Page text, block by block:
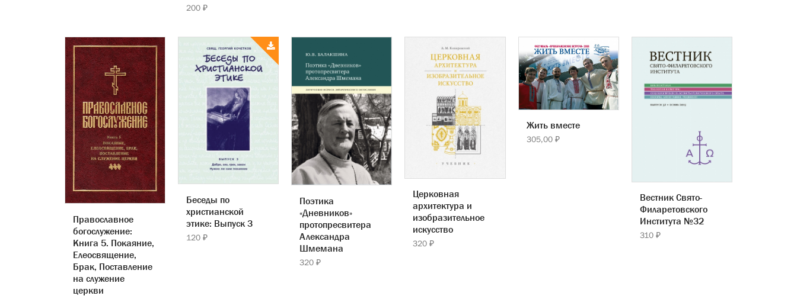
200 ₽
Православное
богослужение:
Книга 5. Покаяние,
Елеосвящение,
Брак, Поставление
на служение
церкви
Беседы по
христианской
этике: Выпуск 3
120 ₽
Поэтика
«Дневников»
протопресвитера
Александра
Шмемана
320 ₽
Церковная
архитектура и
изобразительное
искусство
320 ₽
Жить вместе
305,00 ₽
Вестник Свято-
Филаретовского
Института №32
310 ₽